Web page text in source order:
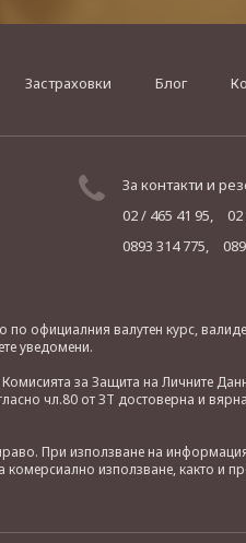
Застраховки Блог
За контакти и
02 / 465 41 95,
0893 314 775,
по официалния валутен курс,
уведомени.
за Защита на Личните
чл.80 от ЗТ достоверна и
При използване на
използване, както и